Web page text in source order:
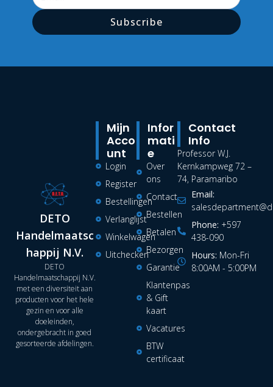
Subscribe
DETO
Handelmaatsc
happij N.V.
DETO
Handelmaatschappij N.V.
met een diversiteit aan
producten voor het hele
gezin en voor alle
doeleinden,
ondergebracht in goed
gesorteerde afdelingen.
Infor
Mati
E
Over
ons
Contact
Bestellen
Betalen
Bezorgen
Garantie
Klantenpas
& Gift
kaart
Vacatures
BTW
certificaat
Mijn
Acco
Unt
Login
Register
Bestellingen
Verlanglijst
Winkelwagen
Uitchecken
Contact
Info
Professor W.J.
Kernkampweg 72 –
74, Paramaribo
Email:
Phone: +597
438-090
Hours: Mon-Fri
8:00AM - 5:00PM